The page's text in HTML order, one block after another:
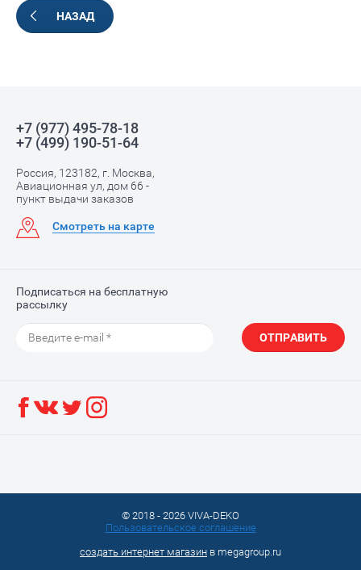
НАЗАД
+7 (977) 495-78-18
+7 (499) 190-51-64
Россия, 123182, г. Москва,
Авиационная ул, дом 66 -
пункт выдачи заказов
Смотреть на карте
Подписаться на бесплатную
рассылку
ОТПРАВИТЬ
© 2018 - 2026 VIVA-DEKO
Пользовательское соглашение
создать интернет магазин в megagroup.ru